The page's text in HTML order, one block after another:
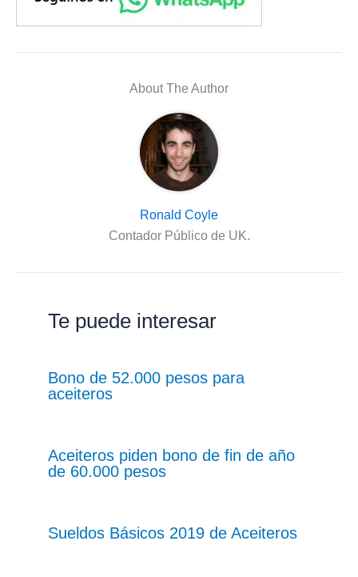
About The Author
Ronald Coyle
Contador Público de UK.
Te puede interesar
Bono de 52.000 pesos para
aceiteros
Aceiteros piden bono de fin de año
de 60.000 pesos
Sueldos Básicos 2019 de Aceiteros